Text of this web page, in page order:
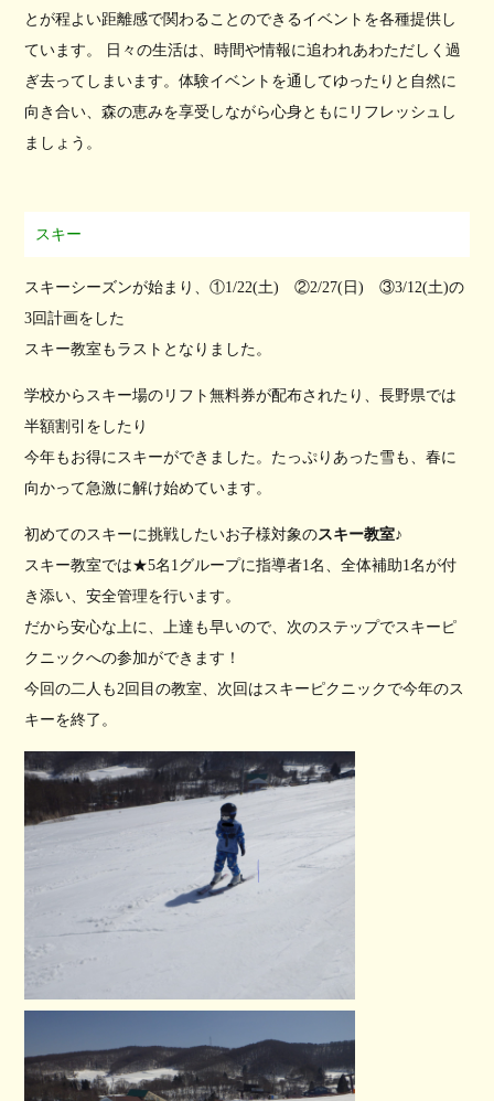
とが程よい距離感で関わることのできるイベントを各種提供し
ています。 日々の生活は、時間や情報に追われあわただしく過
ぎ去ってしまいます。体験イベントを通してゆったりと自然に
向き合い、森の恵みを享受しながら心身ともにリフレッシュし
ましょう。
スキー
スキーシーズンが始まり、①1/22(土) ②2/27(日) ③3/12(土)の
3回計画をした
スキー教室もラストとなりました。
学校からスキー場のリフト無料券が配布されたり、長野県では
半額割引をしたり
今年もお得にスキーができました。たっぷりあった雪も、春に
向かって急激に解け始めています。
初めてのスキーに挑戦したいお子様対象のスキー教室♪
スキー教室では★5名1グループに指導者1名、全体補助1名が付
き添い、安全管理を行います。
だから安心な上に、上達も早いので、次のステップでスキーピ
クニックへの参加ができます！
今回の二人も2回目の教室、次回はスキーピクニックで今年のス
キーを終了。